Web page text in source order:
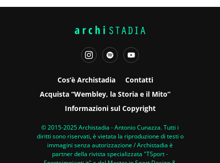
Cos’è Archistadia
Contatti
Acquista “Wembley, la Storia e il Mito”
Informazioni sul Copyright
© 2015-2025 Archistadia - Antonio Cunazza. Tutti i
diritti sono riservati, è vietata la riproduzione di testi o
immagini senza autorizzazione / Archistadia è
partner della rivista specializzata "TSport -